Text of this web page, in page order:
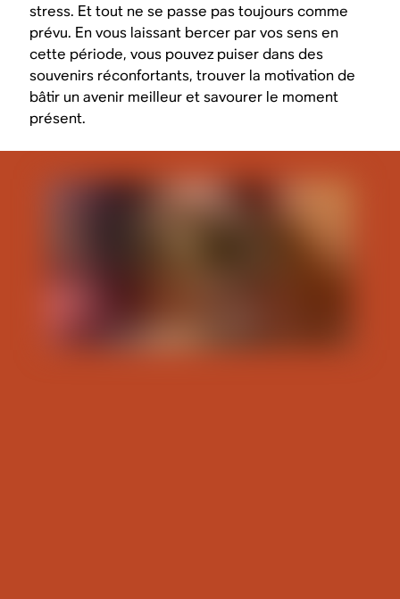
stress. Et tout ne se passe pas toujours comme
prévu. En vous laissant bercer par vos sens en
cette période, vous pouvez puiser dans des
souvenirs réconfortants, trouver la motivation de
bâtir un avenir meilleur et savourer le moment
présent.